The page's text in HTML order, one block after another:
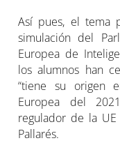
Así pues, el tema
simulación del
Europea de
los alumnos han
“tiene su origen
Europea del
regulador de la UE
Pallarés.